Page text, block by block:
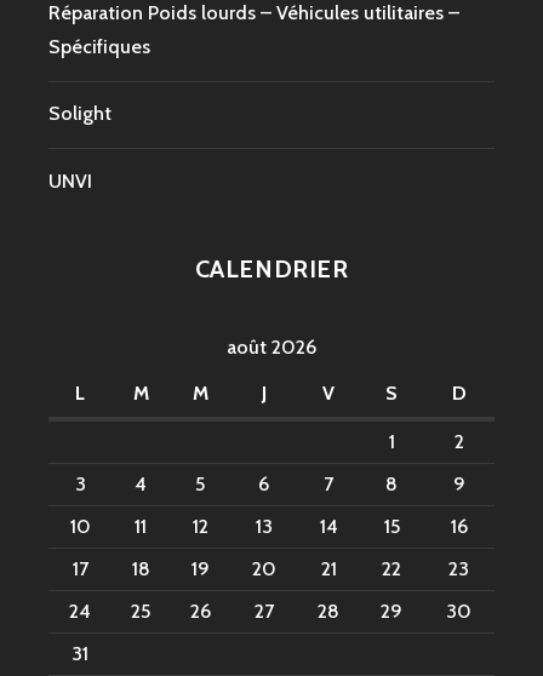
Réparation Poids lourds – Véhicules utilitaires –
Spécifiques
Solight
UNVI
CALENDRIER
août 2026
L
M M J V S D
1
2
3
4 5 6 7 8
9
10
11 12 13 14 15
16
17
18 19 20 21 22
23
24
25 26 27 28 29
30
31